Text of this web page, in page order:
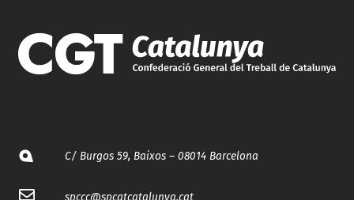
C/ Burgos 59, Baixos – 08014 Barcelona